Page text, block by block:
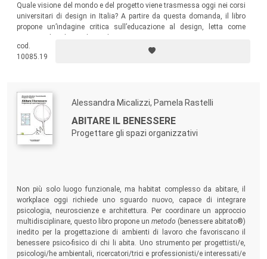
Quale visione del mondo e del progetto viene trasmessa oggi nei corsi
universitari di design in Italia? A partire da questa domanda, il libro
propone un’indagine critica sull’educazione al design, letta come
possibilità di azione.
cod.
10085.19
Alessandra Micalizzi, Pamela Rastelli
ABITARE IL BENESSERE
Progettare gli spazi organizzativi
Non più solo luogo funzionale, ma habitat complesso da abitare, il
workplace oggi richiede uno sguardo nuovo, capace di integrare
psicologia, neuroscienze e architettura. Per coordinare un approccio
multidisciplinare, questo libro propone un metodo (benessere abitato®)
inedito per la progettazione di ambienti di lavoro che favoriscano il
benessere psico-fisico di chi li abita. Uno strumento per progettisti/e,
psicologi/he ambientali, ricercatori/trici e professionisti/e interessati/e